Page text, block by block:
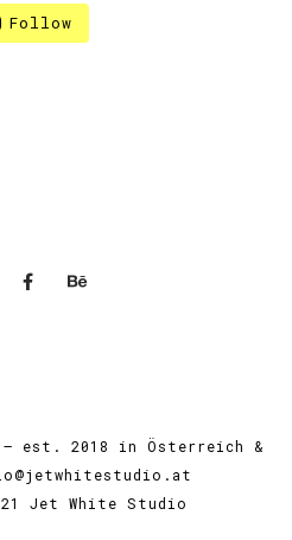
Follow
est. 2018 in Österreich &
Jet White Studio